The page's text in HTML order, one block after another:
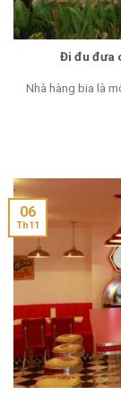
Đi đu đưa
Nhà hàng bia là
06
Th11